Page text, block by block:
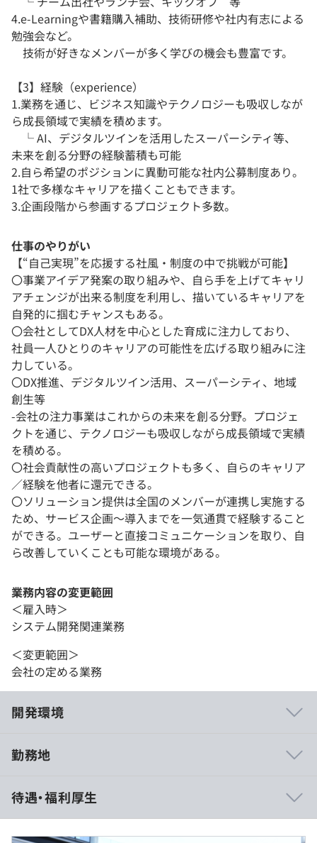
4.e-Learningや書籍購入補助、技術研修や社内有志による
勉強会など。
技術が好きなメンバーが多く学びの機会も豊富です。
【3】経験（experience）
1.業務を通じ、ビジネス知識やテクノロジーも吸収しなが
ら成長領域で実績を積めます。
└ AI、デジタルツインを活用したスーパーシティ等、
未来を創る分野の経験蓄積も可能
2.自ら希望のポジションに異動可能な社内公募制度あり。
1社で多様なキャリアを描くこともできます。
3.企画段階から参画するプロジェクト多数。
仕事のやりがい
【“自己実現”を応援する社風・制度の中で挑戦が可能】
〇事業アイデア発案の取り組みや、自ら手を上げてキャリ
アチェンジが出来る制度を利用し、描いているキャリアを
自発的に掴むチャンスもある。
〇会社としてDX人材を中心とした育成に注力しており、
社員一人ひとりのキャリアの可能性を広げる取り組みに注
力している。
〇DX推進、デジタルツイン活用、スーパーシティ、地域
創生等
-会社の注力事業はこれからの未来を創る分野。プロジェ
クトを通じ、テクノロジーも吸収しながら成長領域で実績
を積める。
〇社会貢献性の高いプロジェクトも多く、自らのキャリア
／経験を他者に還元できる。
〇ソリューション提供は全国のメンバーが連携し実施する
ため、サービス企画～導入までを一気通貫で経験すること
ができる。ユーザーと直接コミュニケーションを取り、自
ら改善していくことも可能な環境がある。
業務内容の変更範囲
＜雇入時＞
システム開発関連業務
＜変更範囲＞
会社の定める業務
開発環境
貸与しています。処理負荷が高いPJT担当時にはマシンス
ペックの調整も行います。
勤務地
待遇・福利厚生